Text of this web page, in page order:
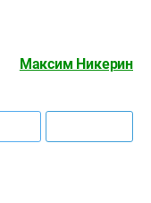
Максим Никерин